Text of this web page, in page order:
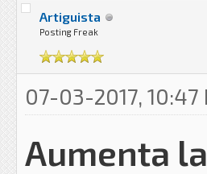
Artiguista
Posting Freak
07-03-2017, 10:47
Aumenta